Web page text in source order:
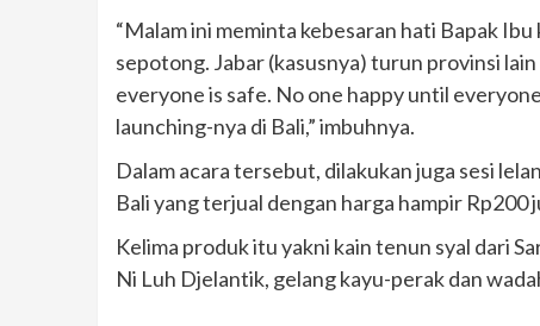
“Malam ini meminta kebesaran hati Bapak
sepotong. Jabar (kasusnya) turun provinsi
everyone is safe. No one happy until
launching-nya di Bali,” imbuhnya.
Dalam acara tersebut, dilakukan juga sesi
Bali yang terjual dengan harga hampir Rp200
Kelima produk itu yakni kain tenun syal dari
Ni Luh Djelantik, gelang kayu-perak dan